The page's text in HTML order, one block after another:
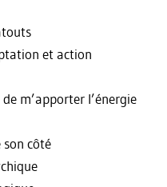
et action
m’apporter l’énergie
son côté